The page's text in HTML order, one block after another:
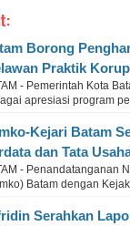
Borong
Praktik
- Pemerintah Kota
apresiasi program
Kejari Batam
dan Tata
- Penandatanganan
Batam dengan
Serahkan